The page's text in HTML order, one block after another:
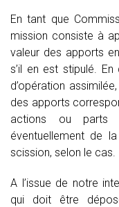
En tant que
mission consiste à
valeur des apports
s’il en est stipulé.
d’opération
des apports
actions ou parts
éventuellement de
scission, selon le cas.
A l’issue de notre
qui doit être